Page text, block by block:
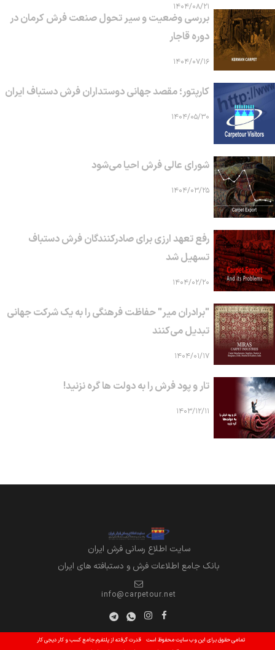
۱۴۰۴/۰۸/۲۱
بررسی وضعیت و سیر تحول صنعت فرش کرمان در
دوره قاجار
۱۴۰۴/۰۷/۱۶
کارپتور؛ مقصد جهانی دوستداران فرش دستباف ایران
۱۴۰۴/۰۵/۳۰
شورای عالی فرش احیا می‌شود
۱۴۰۴/۰۳/۲۵
رفع تعهد ارزی برای صادرکنندگان فرش دستباف
تسهیل شد
۱۴۰۴/۰۲/۲۰
"برادران میر" حفاظت فرهنگی را به یک شرکت جهانی
تبدیل می‌کنند
۱۴۰۴/۰۱/۱۷
تار و پود فرش را به دولت ها گره نزنید!
۱۴۰۳/۱۲/۱۱
سايت اطلاع رساني فرش ايران
بانک جامع اطلاعات فرش و دستبافته های ایران
info@carpetour.net
تمامی حقوق برای این وب سایت محفوظ است قدرت گرفته از پلتفرم جامع کسب و کار دیجی کار